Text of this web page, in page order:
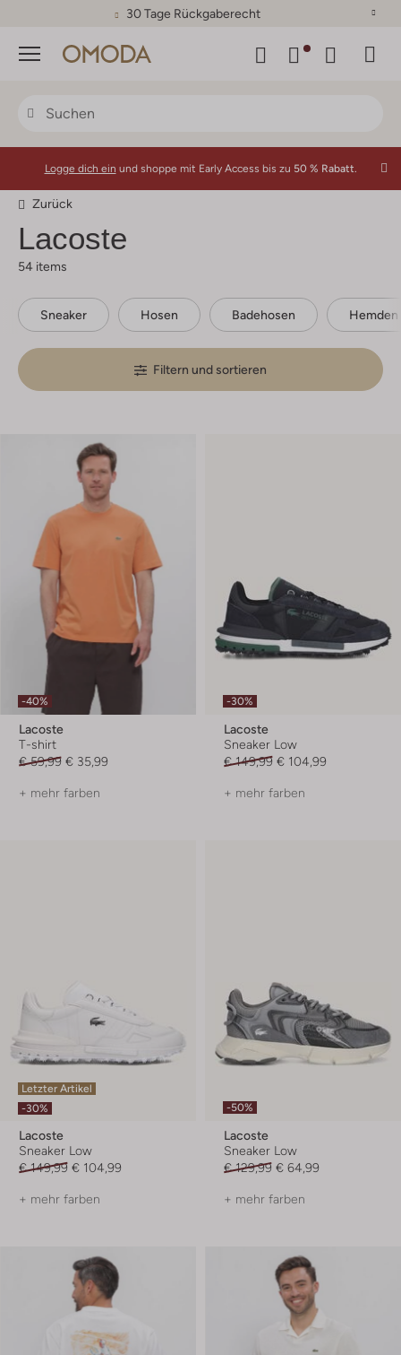
30 Tage Rückgaberecht
Menü
Logge dich ein und shoppe mit Early Access bis zu 50 % Rabatt.
Zurück
Lacoste
54 items
Sneaker Hosen Badehosen Hemden
Filtern und sortieren
-40%
Lacoste
T-shirt
€ 59,99 € 35,99
+ mehr farben
-30%
Lacoste
Sneaker Low
€ 149,99 € 104,99
+ mehr farben
Letzter Artikel
-30%
Lacoste
Sneaker Low
€ 149,99 € 104,99
+ mehr farben
-50%
Lacoste
Sneaker Low
€ 129,99 € 64,99
+ mehr farben